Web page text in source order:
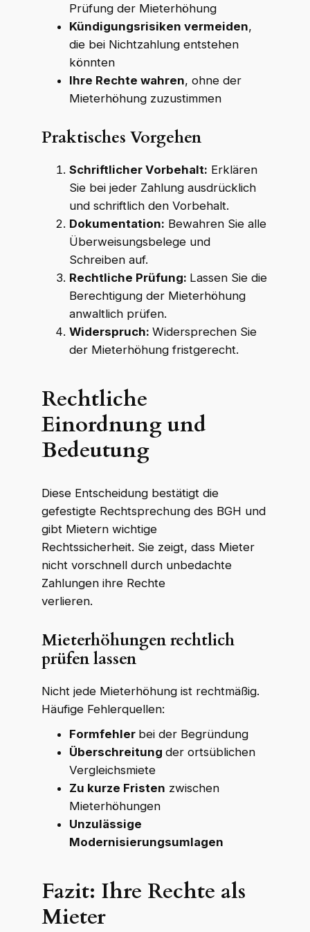
Prüfung der Mieterhöhung
Kündigungsrisiken vermeiden,
die bei Nichtzahlung entstehen
könnten
Ihre Rechte wahren, ohne der
Mieterhöhung zuzustimmen
Praktisches Vorgehen
Schriftlicher Vorbehalt: Erklären
Sie bei jeder Zahlung ausdrücklich
und schriftlich den Vorbehalt.
Dokumentation: Bewahren Sie alle
Überweisungsbelege und
Schreiben auf.
Rechtliche Prüfung: Lassen Sie die
Berechtigung der Mieterhöhung
anwaltlich prüfen.
Widerspruch: Widersprechen Sie
der Mieterhöhung fristgerecht.
Rechtliche
Einordnung und
Bedeutung
Diese Entscheidung bestätigt die
gefestigte Rechtsprechung des BGH und
gibt Mietern wichtige
Rechtssicherheit. Sie zeigt, dass Mieter
nicht vorschnell durch unbedachte
Zahlungen ihre Rechte
verlieren.
Mieterhöhungen rechtlich
prüfen lassen
Nicht jede Mieterhöhung ist rechtmäßig.
Häufige Fehlerquellen:
Formfehler bei der Begründung
Überschreitung der ortsüblichen
Vergleichsmiete
Zu kurze Fristen zwischen
Mieterhöhungen
Unzulässige
Modernisierungsumlagen
Fazit: Ihre Rechte als
Mieter